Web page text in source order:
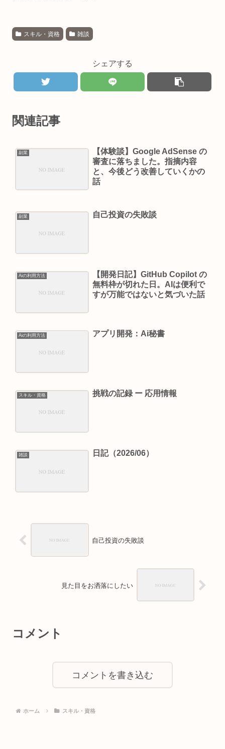
スキル・資格 雑談
シェアする
関連記事
副業
【体験談】Google AdSense の
審査に落ちました。指摘内容
と、今後どう改善していくかの
話
副業 自己投資の失敗談
Aiの利用方法
【開発日記】GitHub Copilot の
無料枠が切れた日。AIは便利で
すが万能ではないと気づいた話
Aiの利用方法 アプリ開発：Ai秘書
スキル・資格 挑戦の記録 ー 応用情報
雑談 日記（2026/06）
自己投資の失敗談
見た目をお洒落にしたい
コメント
コメントを書き込む
ホーム スキル・資格